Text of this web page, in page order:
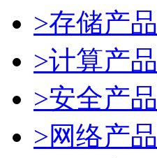
>存储产品
>计算产品
>安全产品
>网络产品